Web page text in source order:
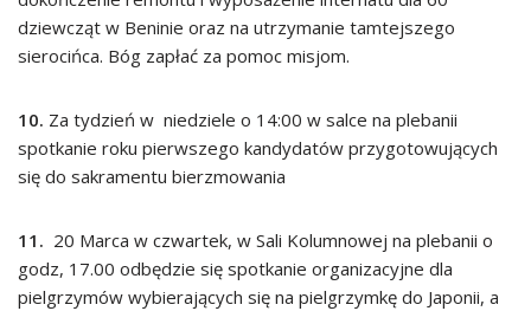
dziewcząt w Beninie oraz na utrzymanie tamtejszego
sierocińca. Bóg zapłać za pomoc misjom.
10. Za tydzień w niedziele o 14:00 w salce na plebanii
spotkanie roku pierwszego kandydatów przygotowujących
się do sakramentu bierzmowania
11. 20 Marca w czwartek, w Sali Kolumnowej na plebanii o
godz, 17.00 odbędzie się spotkanie organizacyjne dla
pielgrzymów wybierających się na pielgrzymkę do Japonii, a